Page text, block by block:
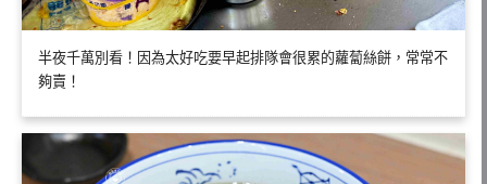
半夜千萬別看！因為太好吃要早起排隊會很累的蘿蔔絲餅，常常不
夠賣！